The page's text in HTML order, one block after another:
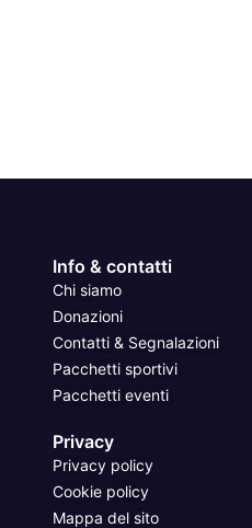
Info & contatti
Chi siamo
Donazioni
Contatti & Segnalazioni
Pacchetti sportivi
Pacchetti eventi
Privacy
Privacy policy
Cookie policy
Mappa del sito